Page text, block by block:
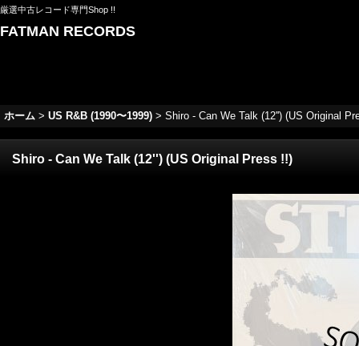
厳選中古レコード専門Shop !!
FATMAN RECORDS
ホーム > US R&B (1990〜1999) > Shiro - Can We Talk (12'') (US Original
Shiro - Can We Talk (12'') (US Original Press !!)